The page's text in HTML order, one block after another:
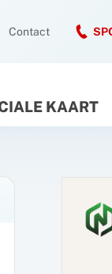
Contact
KAART